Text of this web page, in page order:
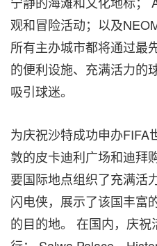
观和冒险活动；以及
所有主办城市都将通过最
的便利设施、充满活力的
吸引球迷。
为庆祝沙特成功申办
敦的皮卡迪利广场和迪拜
要国际地点组织了充满活
闪电侠，展示了该国丰富
的目的地。 在国内，庆